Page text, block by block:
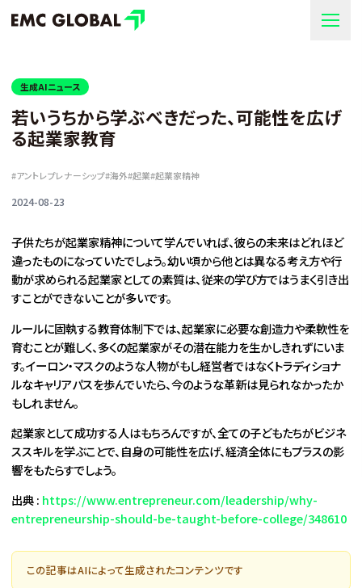
生成AIニュース
若いうちから学ぶべきだった、可能性を広げ
る起業家教育
#アントレプレナーシップ#海外#起業#起業家精神
2024-08-23
子供たちが起業家精神について学んでいれば、彼らの未来はどれほど
違ったものになっていたでしょう。幼い頃から他とは異なる考え方や行
動が求められる起業家としての素質は、従来の学び方ではうまく引き出
すことができないことが多いです。
ルールに固執する教育体制下では、起業家に必要な創造力や柔軟性を
育むことが難しく、多くの起業家がその潜在能力を生かしきれずにいま
す。イーロン・マスクのような人物がもし経営者ではなくトラディショナ
ルなキャリアパスを歩んでいたら、今のような革新は見られなかったか
もしれません。
起業家として成功する人はもちろんですが、全ての子どもたちがビジネ
ススキルを学ぶことで、自身の可能性を広げ、経済全体にもプラスの影
響をもたらすでしょう。
出典 : https://www.entrepreneur.com/leadership/why-
entrepreneurship-should-be-taught-before-college/348610
この記事はAIによって生成されたコンテンツです